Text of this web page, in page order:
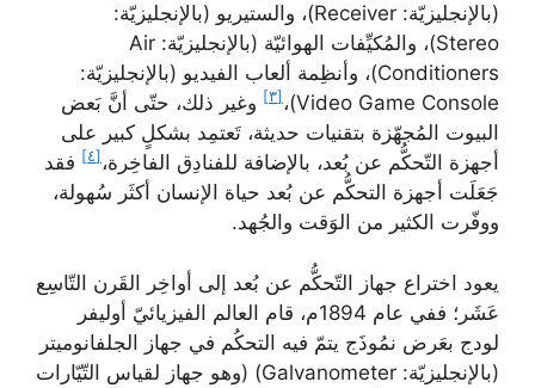
(بالإنجليزيّة: Receiver)، والستيريو (بالإنجليزيّة:
Stereo)، والمُكيِّفات الهوائيّة (بالإنجليزيّة: Air
Conditioners)، وأنظِمة ألعاب الفيديو (بالإنجليزيّة:
Video Game Console)،
[٣]
وغير ذلك، حتّى أنَّ بَعض
البيوت المُجهّزة بتقنيات حديثة، تَعتمِد بشكلٍ كبير على
أجهزة التّحكُّم عن بُعد، بالإضافة للفنادِق الفاخِرة، [٤]
فقد
جَعَلَت أجهزة التحكُّم عن بُعد حياة الإنسان أكثَر سُهولة،
ووفّرت الكثير من الوَقت والجُهد.
يعود اختراع جهاز التّحكُّم عن بُعد إلى أواخِر القَرن التّاسِع
عَشَر؛ ففي عام 1894م، قام العالم الفيزيائيّ أوليفر
لودج بعَرض نمُوذَج يتمّ فيه التحكُم في جهاز الجلفانوميتر
(بالإنجليزيّة: Galvanometer) (وهو جهاز لقياس التّيّارات